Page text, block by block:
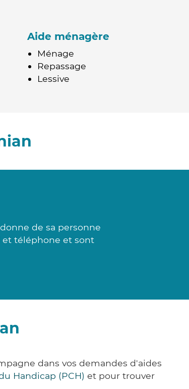
Aide ménagère
Ménage
Repassage
Lessive
de sa personne
et téléphone et sont
dans vos demandes d'aides
Handicap (PCH) et pour trouver